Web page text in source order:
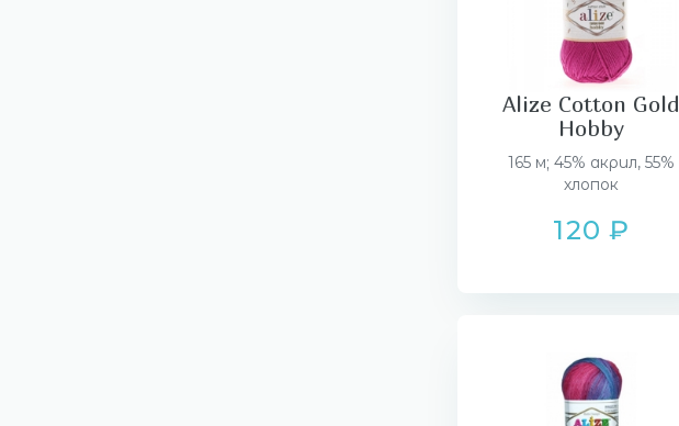
Alize Cotton Gold
Hobby
165 м; 45% акрил, 55%
хлопок
120 ₽